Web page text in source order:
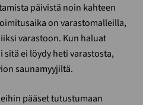
päivistä noin kahteen
on varastomalleilla,
varastoon. Kun haluat
ei löydy heti varastosta,
saunamyyjiltä.
pääset tutustumaan